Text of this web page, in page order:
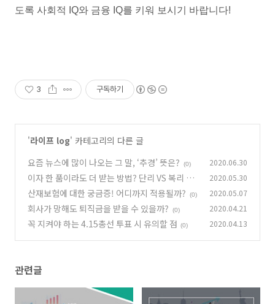
도록 사회적 IQ와 금융 IQ를 키워 보시기 바랍니다!
3 구독하기
'라이프 log' 카테고리의 다른 글
요즘 뉴스에 많이 나오는 그 말, ‘추경’ 뜻은?
(0) 2020.06.30
이자 한 품이라도 더 받는 방법? 단리 VS 복리 차
이점 구분하기
(0)
2020.05.30
산재보험에 대한 궁금증! 어디까지 적용될까? (0) 2020.05.07
회사가 망해도 퇴직금을 받을 수 있을까? (0) 2020.04.21
꼭 지켜야 하는 4.15총선 투표 시 유의할 점 (0) 2020.04.13
관련글